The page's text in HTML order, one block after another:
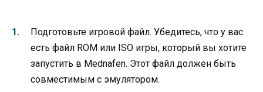
Подготовьте игровой файл. Убедитесь, что у вас
есть файл ROM или ISO игры, который вы хотите
запустить в Mednafen. Этот файл должен быть
совместимым с эмулятором.